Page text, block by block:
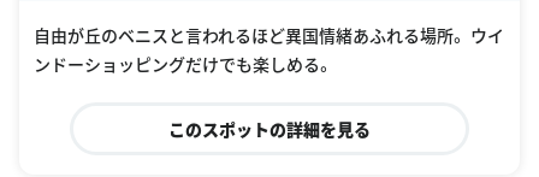
自由が丘のベニスと言われるほど異国情緒あふれる場所。 ウイ
ンドーショッピングだけでも楽しめる。
このスポットの詳細を見る